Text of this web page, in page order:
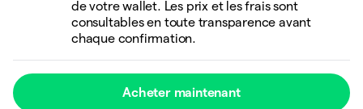
de votre wallet. Les prix et les frais sont
consultables en toute transparence avant
chaque confirmation.
Acheter maintenant